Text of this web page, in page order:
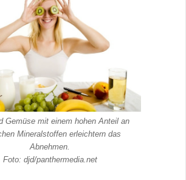
Gemüse mit einem hohen Anteil an
Mineralstoffen erleichtern das
Abnehmen.
Foto: djd/panthermedia.net